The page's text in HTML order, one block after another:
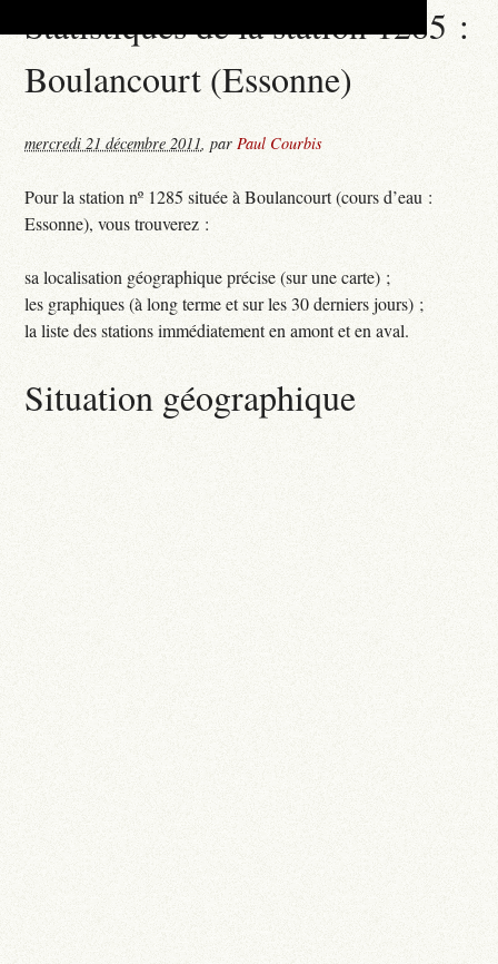
Statistiques de la station 1285 :
Boulancourt (Essonne)
mercredi 21 décembre 2011,parPaul Courbis
Pour la station nº 1285 située à Boulancourt (cours d’eau :
Essonne), vous trouverez :
sa localisation géographique précise (sur une carte) ;
les graphiques (à long terme et sur les 30 derniers jours) ;
la liste des stations immédiatement en amont et en aval.
Situation géographique